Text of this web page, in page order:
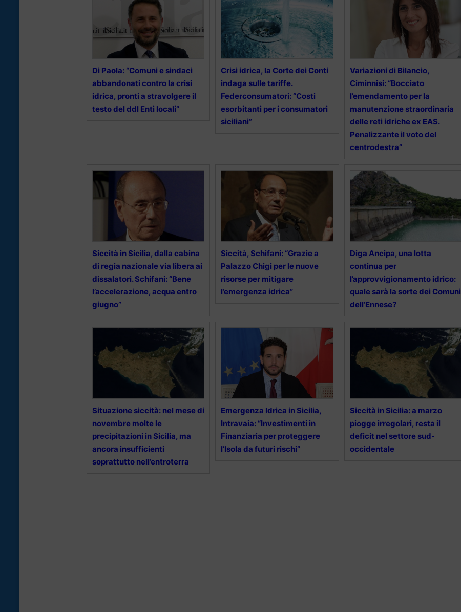
Di Paola: “Comuni e sindaci
abbandonati contro la crisi
idrica, pronti a stravolgere il
testo del ddl Enti locali”
Crisi idrica, la Corte dei Conti
indaga sulle tariffe.
Federconsumatori: “Costi
esorbitanti per i consumatori
siciliani”
Variazioni di Bilancio,
Ciminnisi: “Bocciato
l’emendamento per la
manutenzione straordinaria
delle reti idriche ex EAS.
Penalizzante il voto del
centrodestra”
Siccità in Sicilia, dalla cabina
di regia nazionale via libera ai
dissalatori. Schifani: “Bene
l’accelerazione, acqua entro
giugno”
Siccità, Schifani: “Grazie a
Palazzo Chigi per le nuove
risorse per mitigare
l’emergenza idrica”
Diga Ancipa, una lotta
continua per
l’approvvigionamento idrico:
quale sarà la sorte dei Comuni
dell’Ennese?
Situazione siccità: nel mese di
novembre molte le
precipitazioni in Sicilia, ma
ancora insufficienti
soprattutto nell’entroterra
Emergenza Idrica in Sicilia,
Intravaia: “Investimenti in
Finanziaria per proteggere
l’Isola da futuri rischi”
Siccità in Sicilia: a marzo
piogge irregolari, resta il
deficit nel settore sud-
occidentale